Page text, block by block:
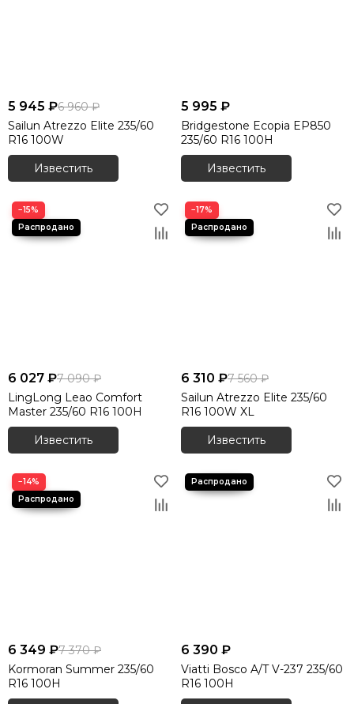
5 945 ₽6 960 ₽
Sailun Atrezzo Elite 235/60
R16 100W
Известить
5 995 ₽
Bridgestone Ecopia EP850
235/60 R16 100H
Известить
−15%
6 027 ₽7 090 ₽
LingLong Leao Comfort
Master 235/60 R16 100H
Известить
−17%
6 310 ₽7 560 ₽
Sailun Atrezzo Elite 235/60
R16 100W XL
Известить
−14%
6 349 ₽7 370 ₽
Kormoran Summer 235/60
R16 100H
6 390 ₽
Viatti Bosco A/T V-237 235/60
R16 100H